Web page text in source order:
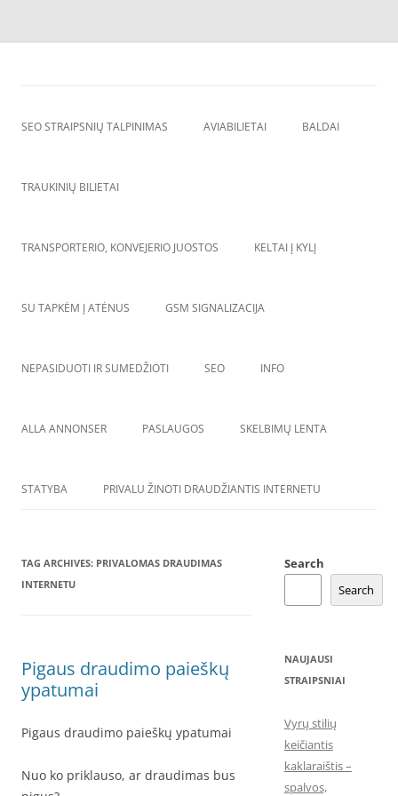
Skip
SEO STRAIPSNIŲ TALPINIMAS AVIABILIETAI BALDAI
TRAUKINIŲ BILIETAI
TRANSPORTERIO, KONVEJERIO JUOSTOS KELTAI Į KYLĮ
SU TAPKĖM Į ATĖNUS GSM SIGNALIZACIJA
NEPASIDUOTI IR SUMEDŽIOTI SEO INFO
ALLA ANNONSER PASLAUGOS SKELBIMŲ LENTA
STATYBA PRIVALU ŽINOTI DRAUDŽIANTIS INTERNETU
TAG ARCHIVES: PRIVALOMAS DRAUDIMAS
INTERNETU
Pigaus draudimo paieškų
ypatumai
Pigaus draudimo paieškų ypatumai
Nuo ko priklauso, ar draudimas bus
Search
Search
NAUJAUSI
STRAIPSNIAI
Vyrų stilių
keičiantis
kaklaraištis –
spalvos,